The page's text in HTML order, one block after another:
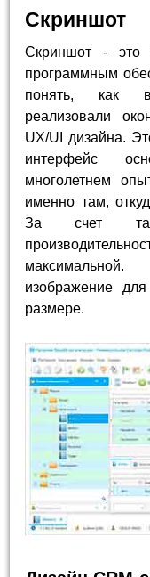
Скриншот
Скриншот - это
программным
понять, как
реализовали
UX/UI дизайна.
интерфейс
многолетнем
именно там,
За счет
изображение
размере.